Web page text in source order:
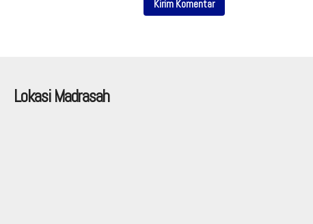
Lokasi Madrasah